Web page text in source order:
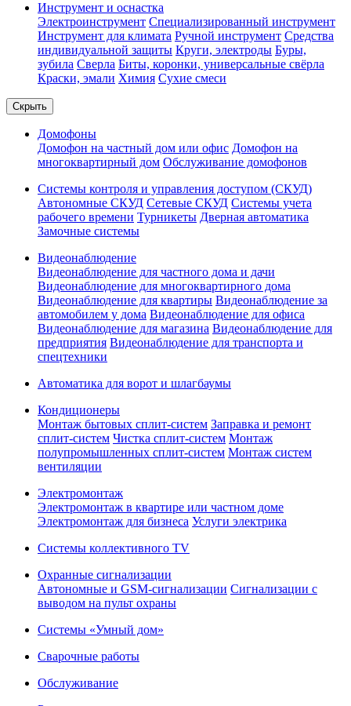
Инструмент и оснастка
Электроинструмент Специализированный инструмент
Инструмент для климата Ручной инструмент Средства
индивидуальной защиты Круги, электроды Буры,
зубила Сверла Биты, коронки, универсальные свёрла
Краски, эмали Химия Сухие смеси
Скрыть
Домофоны
Домофон на частный дом или офис Домофон на
многоквартирный дом Обслуживание домофонов
Системы контроля и управления доступом (СКУД)
Автономные СКУД Сетевые СКУД Системы учета
рабочего времени Турникеты Дверная автоматика
Замочные системы
Видеонаблюдение
Видеонаблюдение для частного дома и дачи
Видеонаблюдение для многоквартирного дома
Видеонаблюдение для квартиры Видеонаблюдение за
автомобилем у дома Видеонаблюдение для офиса
Видеонаблюдение для магазина Видеонаблюдение для
предприятия Видеонаблюдение для транспорта и
спецтехники
Автоматика для ворот и шлагбаумы
Кондиционеры
Монтаж бытовых сплит-систем Заправка и ремонт
сплит-систем Чистка сплит-систем Монтаж
полупромышленных сплит-систем Монтаж систем
вентиляции
Электромонтаж
Электромонтаж в квартире или частном доме
Электромонтаж для бизнеса Услуги электрика
Системы коллективного TV
Охранные сигнализации
Автономные и GSM-сигнализации Сигнализации с
выводом на пульт охраны
Системы «Умный дом»
Сварочные работы
Обслуживание